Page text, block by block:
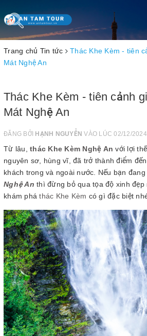
Toggle
navigation
Trang chủ Tin tức
Thác Khe Kèm - tiên
Mát Nghệ An
Thác Khe Kèm - tiên cảnh
Mát Nghệ An
ĐĂNG BỞI HẠNH NGUYỄN VÀO LÚC 02/12/2024
Từ lâu, thác Khe Kèm Nghệ An với lợi
nguyên sơ, hùng vĩ, đã trở thành điểm
khách trong và ngoài nước. Nếu bạn đang
Nghệ An thì đừng bỏ qua tọa độ xinh đẹp
khám pháthác Khe Kèm có gì đặc biệt